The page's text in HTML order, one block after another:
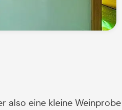
also eine kleine Weinprobe